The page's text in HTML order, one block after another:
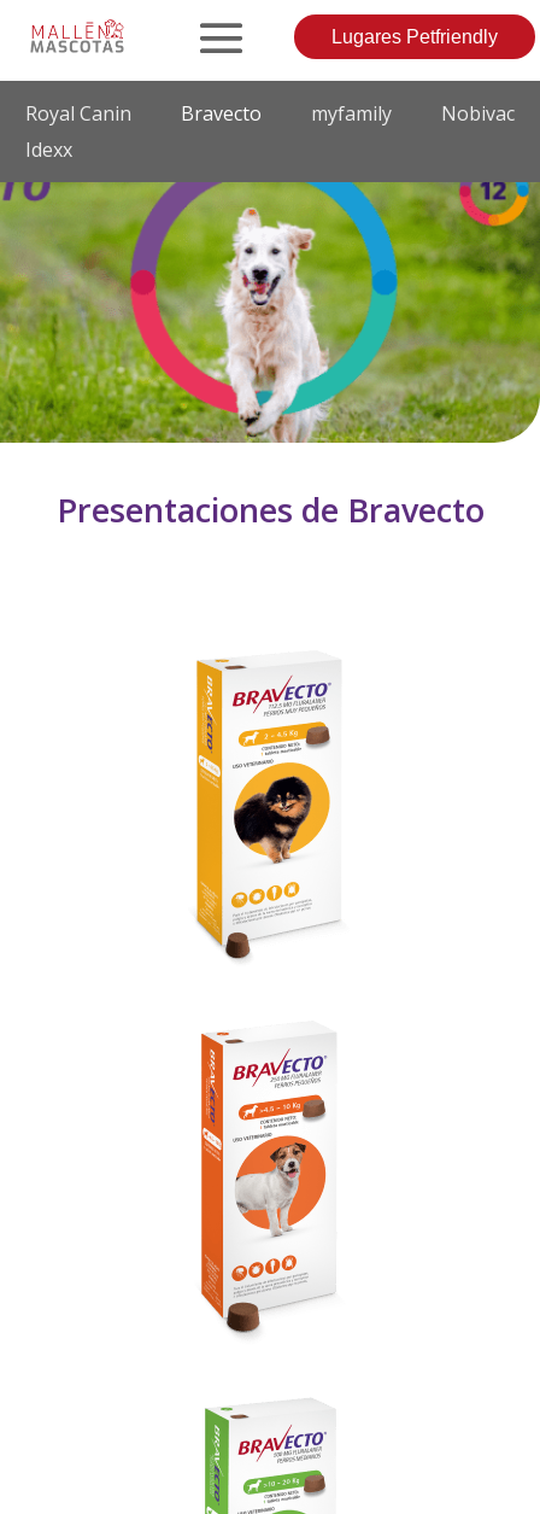
Lugares Petfriendly
Royal Canin Bravecto myfamily
Nobivac
Idexx
Presentaciones de Bravecto